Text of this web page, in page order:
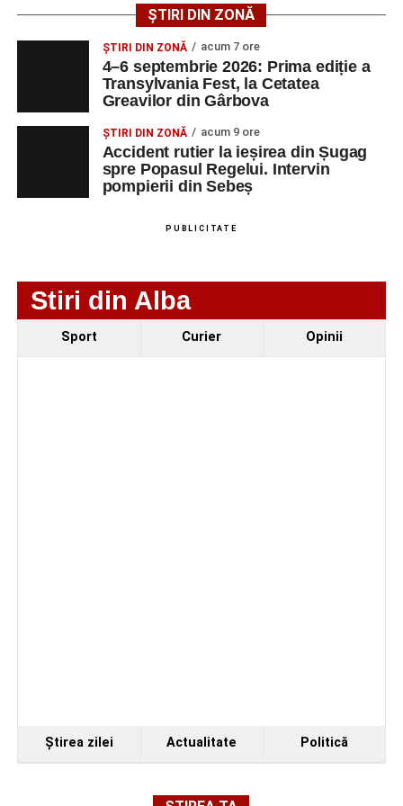
Urmărește-ne pe Google News
Ultimele știri din Sebeș
4–6 septembrie 2026: Prima ediție a Transylvania
Fest, la Cetatea Greavilor din Gârbova
Accident rutier la ieșirea din Șugag spre Popasul
Regelui. Intervin pompierii din Sebeș
Biciclist de 70 de ani, rănit într-un accident rutier
ȘTIRI DIN ZONĂ
ȘTIRI DIN ZONĂ acum 7 ore
4–6 septembrie 2026: Prima ediție a
Transylvania Fest, la Cetatea
Greavilor din Gârbova
ȘTIRI DIN ZONĂ acum 9 ore
Accident rutier la ieșirea din Șugag
spre Popasul Regelui. Intervin
pompierii din Sebeș
PUBLICITATE
Stiri din Alba
Sport Curier Opinii
Ştirea zilei Actualitate Politică